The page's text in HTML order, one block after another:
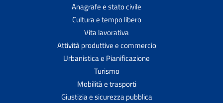
Anagrafe e stato civile
Cultura e tempo libero
Vita lavorativa
Attività produttive e commercio
Urbanistica e Pianificazione
Turismo
Mobilità e trasporti
Giustizia e sicurezza pubblica